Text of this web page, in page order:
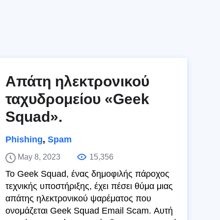
Απάτη ηλεκτρονικού
ταχυδρομείου «Geek
Squad».
Phishing, Spam
May 8, 2023 15,356
Το Geek Squad, ένας δημοφιλής πάροχος
τεχνικής υποστήριξης, έχει πέσει θύμα μιας
απάτης ηλεκτρονικού ψαρέματος που
ονομάζεται Geek Squad Email Scam. Αυτή